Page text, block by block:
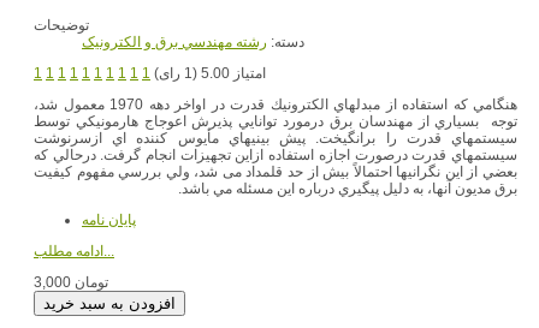
توضیحات
دسته: رشته مهندسي برق و الکترونيک
1 1 1 1 1 1 1 1 1 1
امتیاز 5.00 (1 رای)
هنگامي كه استفاده از مبدلهاي الكترونيك قدرت در اواخر دهه 1970 معمول شد،
توجه بسياري از مهندسان برق درمورد توانايي پذيرش اعوجاج هارمونيكي توسط
سيستمهاي قدرت را برانگيخت. پيش بينيهاي مأيوس كننده اي ازسرنوشت
سيستمهاي قدرت درصورت اجازه استفاده ازاين تجهيزات انجام گرفت. درحالي كه
بعضي از اين نگرانيها احتمالاً بيش از حد قلمداد مى شد، ولي بررسي مفهوم كيفيت
برق مديون آنها، به دليل پيگيري درباره اين مسئله مي باشد.
پایان نامه
ادامه مطلب...
3,000 تومان